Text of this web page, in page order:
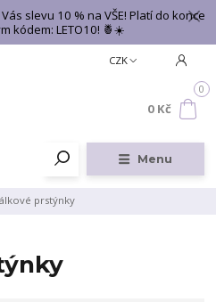
slevu 10 % na VŠE! Platí do konce
kódem: LETO10! 🍍☀️
Menu
CZK
0
0 Kč
prstýnky